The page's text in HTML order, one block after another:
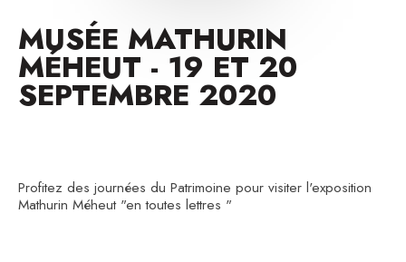
MUSÉE MATHURIN
MÉHEUT - 19 ET 20
SEPTEMBRE 2020
Profitez des journées du Patrimoine pour visiter l'exposition
Mathurin Méheut "en toutes lettres "